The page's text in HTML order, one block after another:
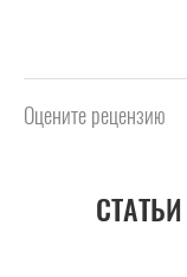
Оцените рецензию